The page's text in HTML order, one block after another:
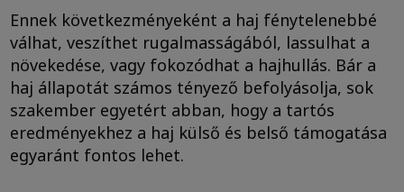
Ennek következményeként a haj fénytelenebbé
válhat, veszíthet rugalmasságából, lassulhat a
növekedése, vagy fokozódhat a hajhullás. Bár a
haj állapotát számos tényező befolyásolja, sok
szakember egyetért abban, hogy a tartós
eredményekhez a haj külső és belső támogatása
egyaránt fontos lehet.